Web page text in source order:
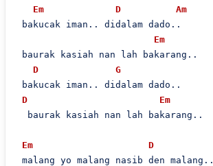
Em
D
Am
bakucak iman.. didalam dado..
Em
baurak kasiah nan lah bakarang..
D
G
bakucak iman.. didalam dado..
D
Em
  baurak kasiah nan lah bakarang..
Em
D
malang yo malang nasib den malang..